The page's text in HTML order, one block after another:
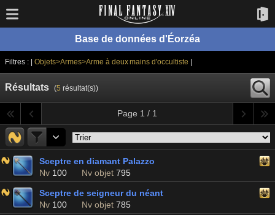
Base de données d'Éorzéa
Filtres : | Objets>Armes>Arme à deux mains d'occultiste
Résultats (5 résultat(s))
Page 1 / 1
Sceptre en diamant Palazzo
Nv 100 Nv objet 795
Sceptre de seigneur du néant
Nv 100 Nv objet 785